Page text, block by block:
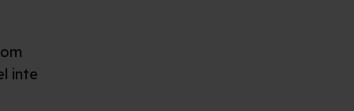
inte